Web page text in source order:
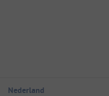
Nederland